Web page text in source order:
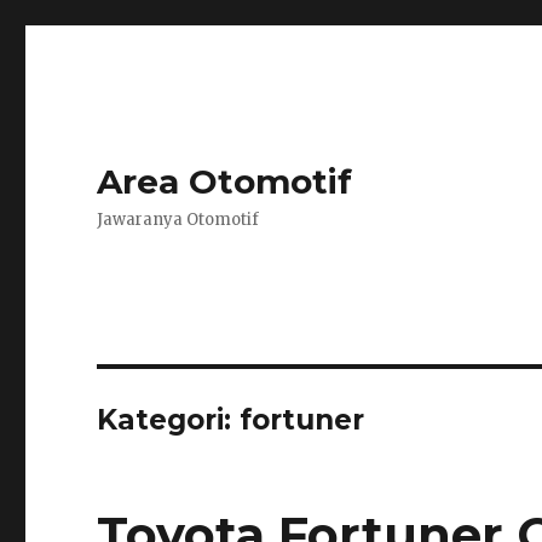
Area Otomotif
Jawaranya Otomotif
Kategori: fortuner